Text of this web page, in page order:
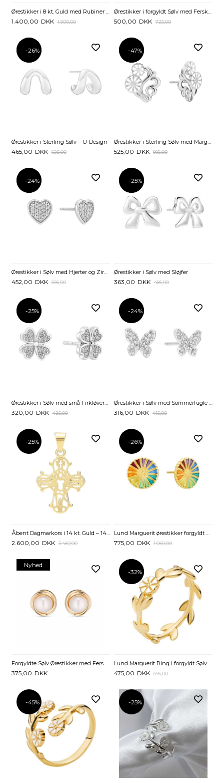
1.400,00 DKK 1.900,00 500,00 DKK 725,00
-26%
-26%
Ørestikker i Sterling Sølv – U-Design
465,00 DKK 625,00
-47%
-47%
Ørestikker i Sterling Sølv med Marguerit – Barokinspireret Design
525,00 DKK 995,00
-24%
-24%
Ørestikker i Sølv med Hjerter og Zirkoniasten - 8x8 mm
452,00 DKK 595,00
-25%
-25%
Ørestikker i Sølv med Sløjfer
363,00 DKK 485,00
-25%
-25%
Ørestikker i Sølv med små Firkløvere - 7,5 mm
320,00 DKK 425,00
-24%
-24%
316,00 DKK 415,00
-25%
Åbent Dagmarkors i 14 kt. Guld – 14 x 12 mm
2.600,00 DKK 3.450,00
-26%
Lund Marguerit ørestikker forgyldt Sølv med farverige Margueritter - 11 mm
775,00 DKK 1.050,00
Nyhed
Forgyldte Sølv Ørestikker med Ferskvandsperler 8 mm
375,00 DKK
-32%
-32%
Lund Marguerit Ring i forgyldt Sølv med en Krans af små Blade
475,00 DKK 695,00
-45% -25%